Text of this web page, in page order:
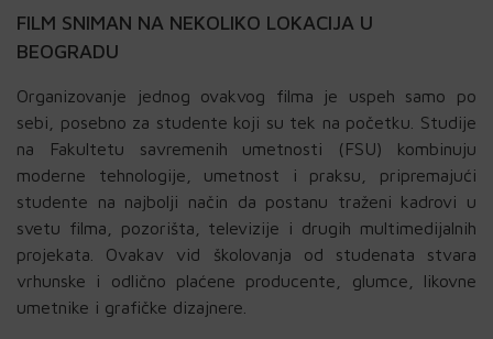
FILM SNIMAN NA NEKOLIKO LOKACIJA U
BEOGRADU
Organizovanje jednog ovakvog filma je uspeh samo po
sebi, posebno za studente koji su tek na početku. Studije
na Fakultetu savremenih umetnosti (FSU) kombinuju
moderne tehnologije, umetnost i praksu, pripremajući
studente na najbolji način da postanu traženi kadrovi u
svetu filma, pozorišta, televizije i drugih multimedijalnih
projekata. Ovakav vid školovanja od studenata stvara
vrhunske i odlično plaćene producente, glumce, likovne
umetnike i grafičke dizajnere.